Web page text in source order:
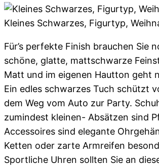
Kleines Schwarzes, Figurtyp,
Für’s perfekte Finish brauchen Sie
schöne, glatte, mattschwarze
Matt und im eigenen Hautton geht
Ein edles schwarzes Tuch schützt
dem Weg vom Auto zur Party.
zumindest kleinen- Absätzen sind
Accessoires sind elegante
Ketten oder zarte Armreifen
Sportliche Uhren sollten Sie an